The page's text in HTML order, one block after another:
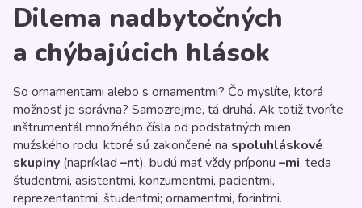
Dilema nadbytočných
a chýbajúcich hlások
So ornamentami alebo s ornamentmi? Čo myslíte, ktorá
možnosť je správna? Samozrejme, tá druhá. Ak totiž tvoríte
inštrumentál množného čísla od podstatných mien
mužského rodu, ktoré sú zakončené na spoluhláskové
skupiny (napríklad –nt), budú mať vždy príponu –mi, teda
študentmi, asistentmi, konzumentmi, pacientmi,
reprezentantmi, študentmi; ornamentmi, forintmi.